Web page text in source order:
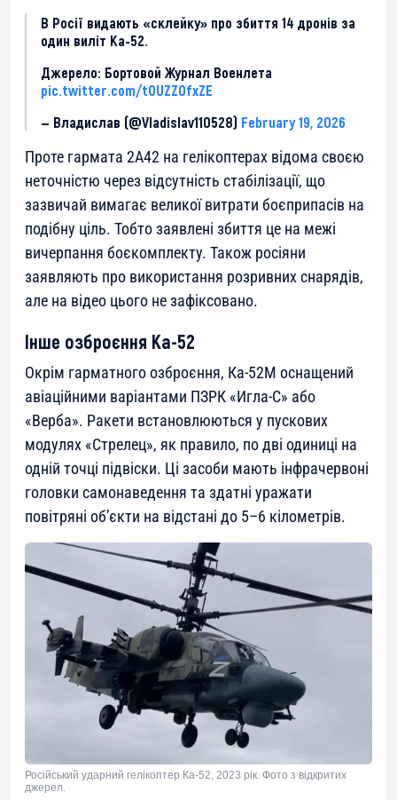
В Росії видають «склейку» про збиття 14 дронів за
один виліт Ка-52.
Джерело: Бортовой Журнал Военлета
pic.twitter.com/tOUZZOfxZE
— Владислав (@Vladislav110528) February 19, 2026
Проте гармата 2А42 на гелікоптерах відома своєю
неточністю через відсутність стабілізації, що
зазвичай вимагає великої витрати боєприпасів на
подібну ціль. Тобто заявлені збиття це на межі
вичерпання боєкомплекту. Також росіяни
заявляють про використання розривних снарядів,
але на відео цього не зафіксовано.
Інше озброєння Ка-52
Окрім гарматного озброєння, Ка-52М оснащений
авіаційними варіантами ПЗРК «Игла-С» або
«Верба». Ракети встановлюються у пускових
модулях «Стрелец», як правило, по дві одиниці на
одній точці підвіски. Ці засоби мають інфрачервоні
головки самонаведення та здатні уражати
повітряні об’єкти на відстані до 5–6 кілометрів.
Російський ударний гелікоптер Ка-52, 2023 рік. Фото з відкритих
джерел.